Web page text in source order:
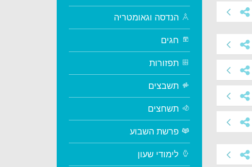
הנדסה וגאומטריה
חגים
תפזורות
תשבצים
תשחצים
פרשת השבוע
לימודי שעון